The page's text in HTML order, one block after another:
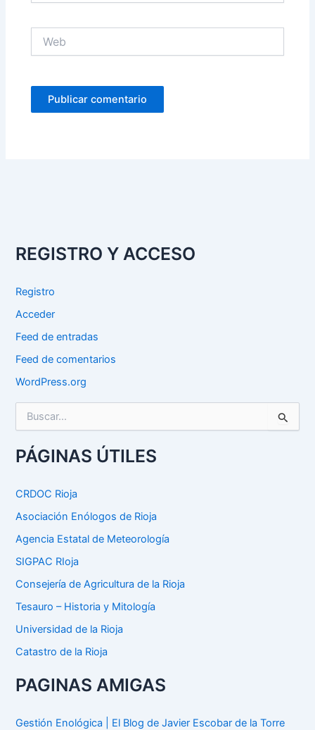
REGISTRO Y ACCESO
Registro
Acceder
Feed de entradas
Feed de comentarios
WordPress.org
c
a
p
r
:
PÁGINAS ÚTILES
CRDOC Rioja
Asociación Enólogos de Rioja
Agencia Estatal de Meteorología
SIGPAC RIoja
Consejería de Agricultura de la Rioja
Tesauro – Historia y Mitología
Universidad de la Rioja
Catastro de la Rioja
PAGINAS AMIGAS
Gestión Enológica | El Blog de Javier Escobar de la Torre